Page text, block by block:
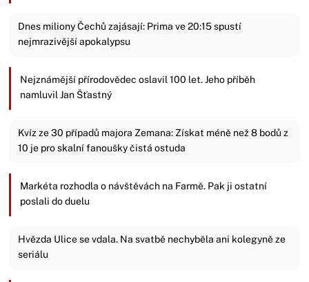
Dnes miliony Čechů zajásají: Prima ve 20:15 spustí
nejmrazivější apokalypsu
Nejznámější přírodovědec oslavil 100 let. Jeho příběh
namluvil Jan Šťastný
Kvíz ze 30 případů majora Zemana: Získat méně než 8 bodů z
10 je pro skalní fanoušky čistá ostuda
Markéta rozhodla o návštěvách na Farmě. Pak ji ostatní
poslali do duelu
Hvězda Ulice se vdala. Na svatbě nechyběla ani kolegyně ze
seriálu